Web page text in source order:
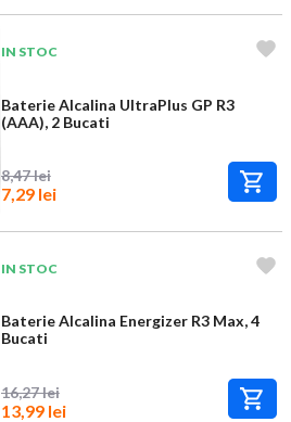
IN STOC
Baterie Alcalina UltraPlus GP R3
(AAA), 2 Bucati
8,47 lei
7,29 lei
IN STOC
Baterie Alcalina Energizer R3 Max, 4
Bucati
16,27 lei
13,99 lei